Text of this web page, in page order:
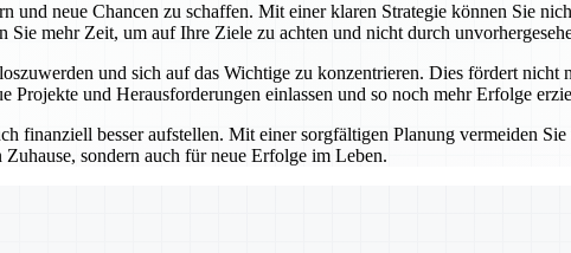
und neue Chancen zu schaffen. Mit einer klaren Strategie können Sie
Sie mehr Zeit, um auf Ihre Ziele zu achten und nicht durch
und sich auf das Wichtige zu konzentrieren. Dies fördert
und Herausforderungen einlassen und so noch mehr Erfolge
finanziell besser aufstellen. Mit einer sorgfältigen Planung vermeiden
sondern auch für neue Erfolge im Leben.